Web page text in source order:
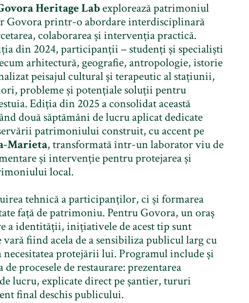
Heritage Labexplorează patrimoniul
Govora printr-o abordare interdisciplinară
colaborarea și intervenția practică.
din 2024, participanții – studenți și specialiști
arhitectură, geografie, antropologie, istorie
peisajul cultural și terapeutic al stațiunii,
probleme și potențiale soluții pentru
Ediția din 2025 a consolidat această
două săptămâni de lucru aplicat dedicate
patrimoniului construit, cu accent pe
Marieta, transformată într-un laborator viu de
și intervenție pentru protejarea și
local.
tehnică a participanților, ci și formarea
față de patrimoniu. Pentru Govora, un oraș
a identității, inițiativele de acest tip sunt
fiind acela de a sensibiliza publicul larg cu
protejării lui. Programul include și
procesele de restaurare: prezentarea
lucru, explicate direct pe șantier, tururi
final deschis publicului.